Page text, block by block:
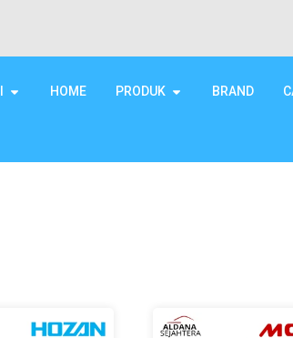
HOME PRODUK BRAND